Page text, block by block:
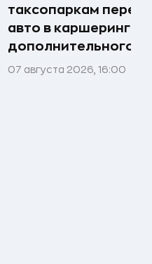
таксопаркам
авто в каршеринг —
дополнительного
07 августа 2026, 16:00